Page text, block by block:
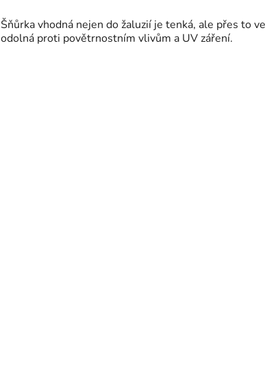
Šňůrka vhodná nejen do žaluzií je tenká, ale přes to
odolná proti povětrnostním vlivům a UV záření.